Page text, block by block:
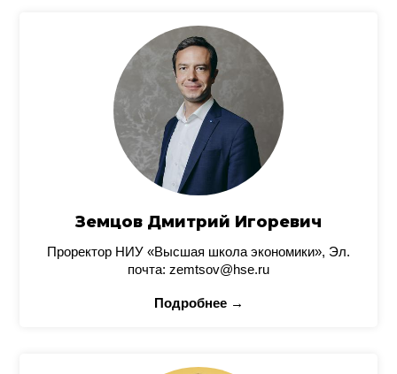
Земцов Дмитрий Игоревич
Проректор НИУ «Высшая школа экономики», Эл.
почта: zemtsov@hse.ru
Подробнее →